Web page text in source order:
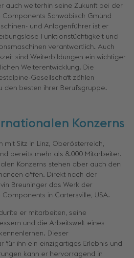
auch weiterhin seine Zukunft bei der
Schwäbisch Gmünd
und Anlagenführer ist er
Funktionstüchtigkeit und
verantwortlich. Auch
sind Weiterbildungen ein wichtiger
Weiterentwicklung. Die
Gesellschaft zählen
den besten ihrer Berufsgruppe.
Konzerns
mit Sitz in Linz, Oberösterreich,
bereits mehr als 8.000 Mitarbeiter.
Konzerns stehen aber auch den
offen. Direkt nach der
Breuninger das Werk der
in Cartersville, USA.
er mitarbeiten, seine
und die Arbeitswelt eines
Dieser
für ihn ein einzigartiges Erlebnis und
kann er hervorragend in